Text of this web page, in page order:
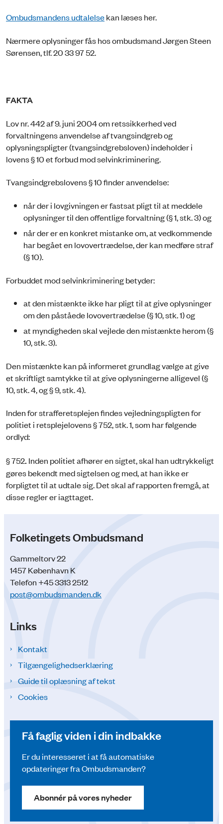
Ombudsmandens udtalelsekan læses her.
Nærmere oplysninger fås hos ombudsmand Jørgen Steen
Sørensen, tlf. 20 33 97 52.
FAKTA
Lov nr. 442 af 9. juni 2004 om retssikkerhed ved
forvaltningens anvendelse af tvangsindgreb og
oplysningspligter (tvangsindgrebsloven) indeholder i
lovens § 10 et forbud mod selvinkriminering.
Tvangsindgrebslovens § 10 finder anvendelse:
når der i lovgivningen er fastsat pligt til at meddele
oplysninger til den offentlige forvaltning (§ 1, stk. 3) og
når der er en konkret mistanke om, at vedkommende
har begået en lovovertrædelse, der kan medføre straf
(§ 10).
Forbuddet mod selvinkriminering betyder:
at den mistænkte ikke har pligt til at give oplysninger
om den påståede lovovertrædelse (§ 10, stk. 1) og
at myndigheden skal vejlede den mistænkte herom (§
10, stk. 3).
Den mistænkte kan på informeret grundlag vælge at give
et skriftligt samtykke til at give oplysningerne alligevel (§
10, stk. 4, og § 9, stk. 4).
Inden for strafferetsplejen findes vejledningspligten for
politiet i retsplejelovens § 752, stk. 1, som har følgende
ordlyd:
§ 752. Inden politiet afhører en sigtet, skal han udtrykkeligt
gøres bekendt med sigtelsen og med, at han ikke er
forpligtet til at udtale sig. Det skal af rapporten fremgå, at
disse regler er iagttaget.
Folketingets Ombudsmand
Gammeltorv 22
1457 København K
Telefon +45 3313 2512
post@ombudsmanden.dk
Links
Kontakt
Tilgængelighedserklæring
Guide til oplæsning af tekst
Cookies
Få faglig viden i din indbakke
Er du interesseret i at få automatiske
opdateringer fra Ombudsmanden?
Abonnér på vores nyheder